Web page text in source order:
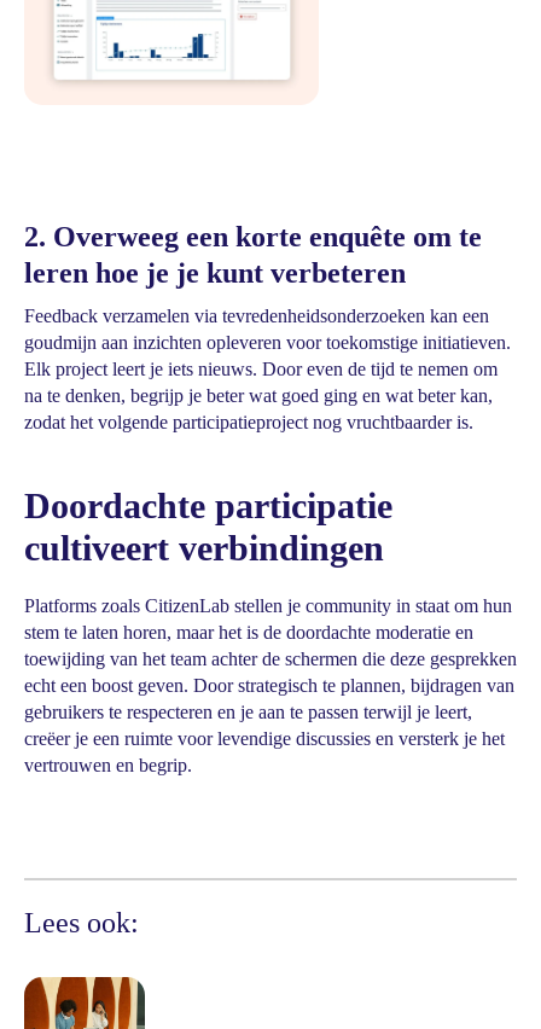
2. Overweeg een korte enquête om te
leren hoe je je kunt verbeteren
Feedback verzamelen via tevredenheidsonderzoeken kan een
goudmijn aan inzichten opleveren voor toekomstige initiatieven.
Elk project leert je iets nieuws. Door even de tijd te nemen om
na te denken, begrijp je beter wat goed ging en wat beter kan,
zodat het volgende participatieproject nog vruchtbaarder is.
Doordachte participatie
cultiveert verbindingen
Platforms zoals CitizenLab stellen je community in staat om hun
stem te laten horen, maar het is de doordachte moderatie en
toewijding van het team achter de schermen die deze gesprekken
echt een boost geven. Door strategisch te plannen, bijdragen van
gebruikers te respecteren en je aan te passen terwijl je leert,
creëer je een ruimte voor levendige discussies en versterk je het
vertrouwen en begrip.
Lees ook: